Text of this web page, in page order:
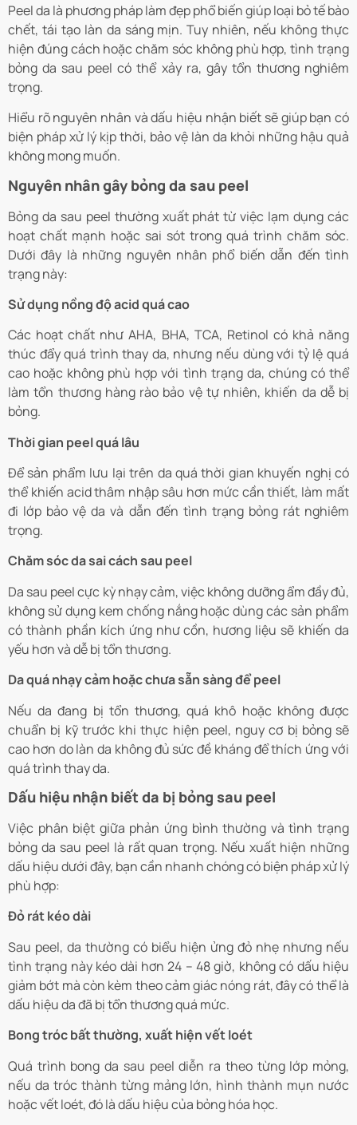
Peel da là phương pháp làm đẹp phổ biến giúp loại bỏ tế bào
chết, tái tạo làn da sáng mịn. Tuy nhiên, nếu không thực
hiện đúng cách hoặc chăm sóc không phù hợp, tình trạng
bỏng da sau peel có thể xảy ra, gây tổn thương nghiêm
trọng.
Hiểu rõ nguyên nhân và dấu hiệu nhận biết sẽ giúp bạn có
biện pháp xử lý kịp thời, bảo vệ làn da khỏi những hậu quả
không mong muốn.
Nguyên nhân gây bỏng da sau peel
Bỏng da sau peel thường xuất phát từ việc lạm dụng các
hoạt chất mạnh hoặc sai sót trong quá trình chăm sóc.
Dưới đây là những nguyên nhân phổ biến dẫn đến tình
trạng này:
Sử dụng nồng độ acid quá cao
Các hoạt chất như AHA, BHA, TCA, Retinol có khả năng
thúc đẩy quá trình thay da, nhưng nếu dùng với tỷ lệ quá
cao hoặc không phù hợp với tình trạng da, chúng có thể
làm tổn thương hàng rào bảo vệ tự nhiên, khiến da dễ bị
bỏng.
Thời gian peel quá lâu
Để sản phẩm lưu lại trên da quá thời gian khuyến nghị có
thể khiến acid thâm nhập sâu hơn mức cần thiết, làm mất
đi lớp bảo vệ da và dẫn đến tình trạng bỏng rát nghiêm
trọng.
Chăm sóc da sai cách sau peel
Da sau peel cực kỳ nhạy cảm, việc không dưỡng ẩm đầy đủ,
không sử dụng kem chống nắng hoặc dùng các sản phẩm
có thành phần kích ứng như cồn, hương liệu sẽ khiến da
yếu hơn và dễ bị tổn thương.
Da quá nhạy cảm hoặc chưa sẵn sàng để peel
Nếu da đang bị tổn thương, quá khô hoặc không được
chuẩn bị kỹ trước khi thực hiện peel, nguy cơ bị bỏng sẽ
cao hơn do làn da không đủ sức đề kháng để thích ứng với
quá trình thay da.
Dấu hiệu nhận biết da bị bỏng sau peel
Việc phân biệt giữa phản ứng bình thường và tình trạng
bỏng da sau peel là rất quan trọng. Nếu xuất hiện những
dấu hiệu dưới đây, bạn cần nhanh chóng có biện pháp xử lý
phù hợp:
Đỏ rát kéo dài
Sau peel, da thường có biểu hiện ửng đỏ nhẹ nhưng nếu
tình trạng này kéo dài hơn 24 – 48 giờ, không có dấu hiệu
giảm bớt mà còn kèm theo cảm giác nóng rát, đây có thể là
dấu hiệu da đã bị tổn thương quá mức.
Bong tróc bất thường, xuất hiện vết loét
Quá trình bong da sau peel diễn ra theo từng lớp mỏng,
nếu da tróc thành từng mảng lớn, hình thành mụn nước
hoặc vết loét, đó là dấu hiệu của bỏng hóa học.